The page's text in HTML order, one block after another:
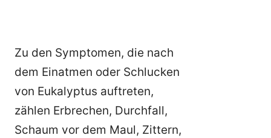
Zu den Symptomen, die nach
dem Einatmen oder Schlucken
von Eukalyptus auftreten,
zählen Erbrechen, Durchfall,
Schaum vor dem Maul, Zittern,